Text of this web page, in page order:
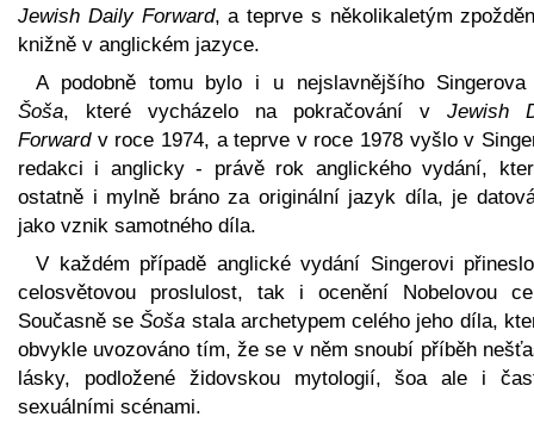
Jewish Daily Forward, a teprve s několikaletým
knižně v anglickém jazyce.
A podobně tomu bylo i u nejslavnějšího
Šoša, které vycházelo na pokračování v Jewish
Forwardv roce 1974, a teprve v roce 1978 vyšlo v
redakci i anglicky - právě rok anglického vydání,
ostatně i mylně bráno za originální jazyk díla, je
jako vznik samotného díla.
V každém případě anglické vydání Singerovi
celosvětovou proslulost, tak i ocenění Nobelovou
Současně seŠoša stala archetypem celého jeho díla,
obvykle uvozováno tím, že se v něm snoubí příběh
lásky, podložené židovskou mytologií, šoa ale i
sexuálními scénami.